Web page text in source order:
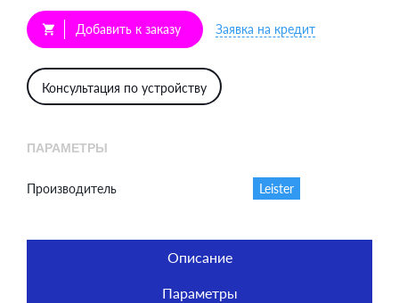
Описание
Параметры
shopping_cart Добавить к заказу Заявка на кредит
Консультация по устройству
ПАРАМЕТРЫ
Производитель Leister